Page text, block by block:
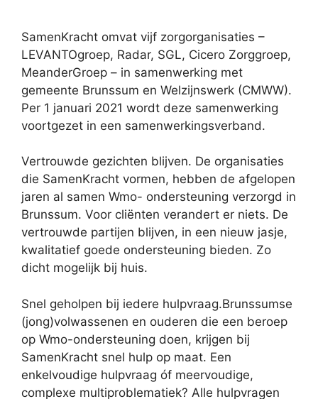
SamenKracht omvat vijf zorgorganisaties –
LEVANTOgroep, Radar, SGL, Cicero Zorggroep,
MeanderGroep – in samenwerking met
gemeente Brunssum en Welzijnswerk (CMWW).
Per 1 januari 2021 wordt deze samenwerking
voortgezet in een samenwerkingsverband.
Vertrouwde gezichten blijven. De organisaties
die SamenKracht vormen, hebben de afgelopen
jaren al samen Wmo- ondersteuning verzorgd in
Brunssum. Voor cliënten verandert er niets. De
vertrouwde partijen blijven, in een nieuw jasje,
kwalitatief goede ondersteuning bieden. Zo
dicht mogelijk bij huis.
Snel geholpen bij iedere hulpvraag.Brunssumse
(jong)volwassenen en ouderen die een beroep
op Wmo-ondersteuning doen, krijgen bij
SamenKracht snel hulp op maat. Een
enkelvoudige hulpvraag óf meervoudige,
complexe multiproblematiek? Alle hulpvragen